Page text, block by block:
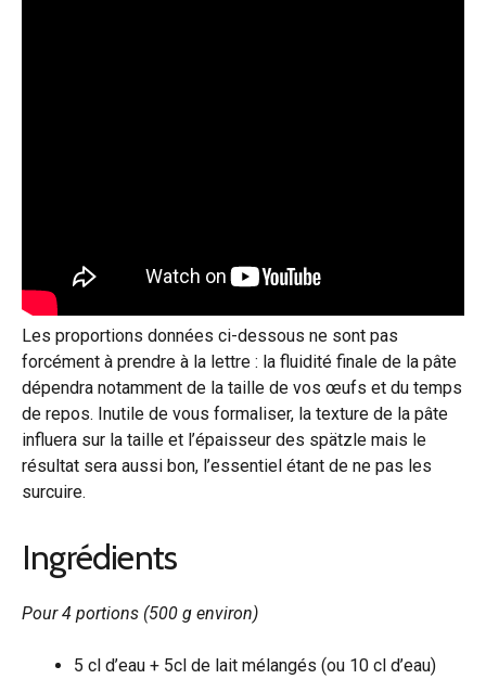
Les proportions données ci-dessous ne sont pas
forcément à prendre à la lettre : la fluidité finale de la pâte
dépendra notamment de la taille de vos œufs et du temps
de repos. Inutile de vous formaliser, la texture de la pâte
influera sur la taille et l’épaisseur des spätzle mais le
résultat sera aussi bon, l’essentiel étant de ne pas les
surcuire.
Ingrédients
Pour 4 portions (500 g environ)
5 cl d’eau + 5cl de lait mélangés (ou 10 cl d’eau)